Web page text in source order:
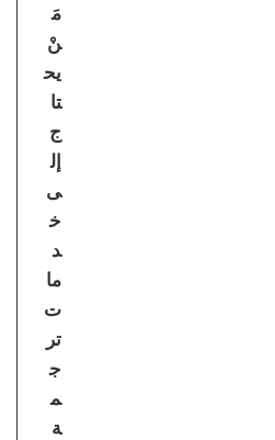
مَ
نْ
يح
تا
ج
إل
ى
خ
د
ما
ت
تر
ج
م
ة